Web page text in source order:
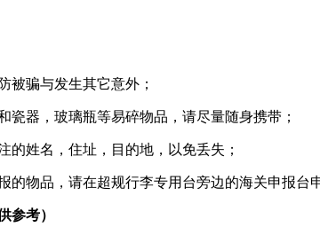
骗与发生其它意外；
器，玻璃瓶等易碎物品，请尽量随身携带；
姓名，住址，目的地，以免丢失；
物品，请在超规行李专用台旁边的海关申报台申
参考）